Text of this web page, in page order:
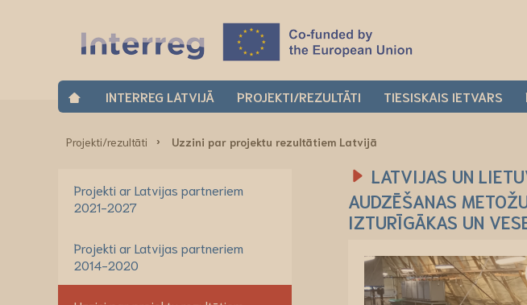
INTERREG LATVIJĀ PROJEKTI/REZULTĀTI TIESISKAIS IETVARS
Projekti/rezultāti Uzzini par projektu rezultātiem Latvijā
Projekti ar Latvijas partneriem
2021-2027
Projekti ar Latvijas partneriem
2014-2020
LATVIJAS UN
AUDZĒŠANAS
IZTURĪGĀKAS UN